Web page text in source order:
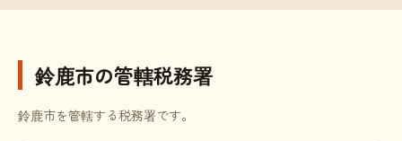
鈴鹿市の管轄税務署
鈴鹿市を管轄する税務署です。